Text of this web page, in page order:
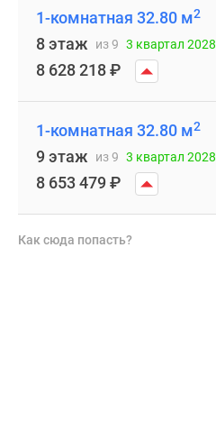
1-комнатная 32.80 м2
8 этаж из 9 3 квартал 2028
8 628 218₽
1-комнатная 32.80 м2
9 этаж из 9 3 квартал 2028
8 653 479₽
Как сюда попасть?